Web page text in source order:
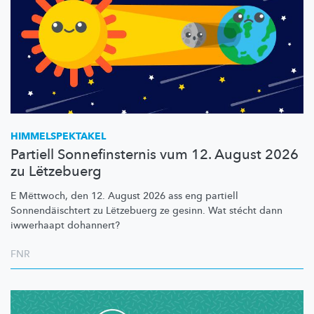
HIMMELSPEKTAKEL
Partiell Sonnefinsternis vum 12. August 2026
zu Lëtzebuerg
E Mëttwoch, den 12. August 2026 ass eng partiell
Sonnendäischtert zu Lëtzebuerg ze gesinn. Wat stécht dann
iwwerhaapt dohannert?
FNR